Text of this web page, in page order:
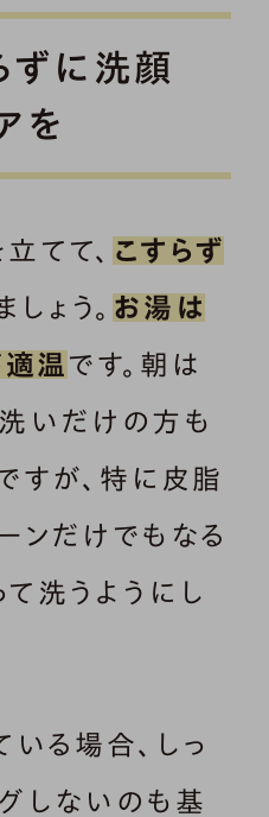
ずに洗顔
を
てて、 こすらず
ょう。 お湯は
温 です。朝は
いだけの方も
すが、特に皮脂
ンだけでもなる
洗うようにし
いる場合、しっ
しないのも基